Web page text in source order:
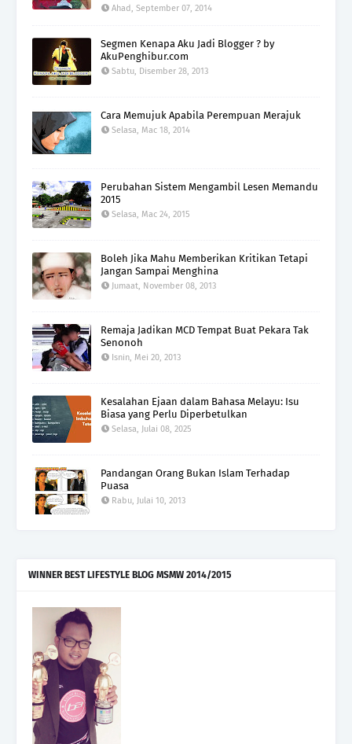
Ahad, September 07, 2014
Segmen Kenapa Aku Jadi Blogger ? by
AkuPenghibur.com
Sabtu, Disember 28, 2013
Cara Memujuk Apabila Perempuan Merajuk
Selasa, Mac 18, 2014
Perubahan Sistem Mengambil Lesen Memandu
2015
Selasa, Mac 24, 2015
Boleh Jika Mahu Memberikan Kritikan Tetapi
Jangan Sampai Menghina
Jumaat, November 08, 2013
Remaja Jadikan MCD Tempat Buat Pekara Tak
Senonoh
Isnin, Mei 20, 2013
Kesalahan Ejaan dalam Bahasa Melayu: Isu
Biasa yang Perlu Diperbetulkan
Selasa, Julai 08, 2025
Pandangan Orang Bukan Islam Terhadap
Puasa
Rabu, Julai 10, 2013
WINNER BEST LIFESTYLE BLOG MSMW 2014/2015